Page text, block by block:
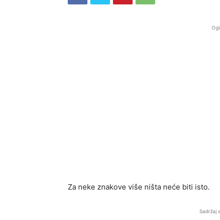
Za neke znakove više ništa neće biti isto.
Sadržaj